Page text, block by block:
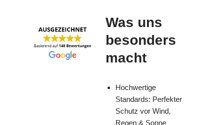
Was uns
besonders
macht
Hochwertige
Standards: Perfekter
Schutz vor Wind,
Regen & Sonne